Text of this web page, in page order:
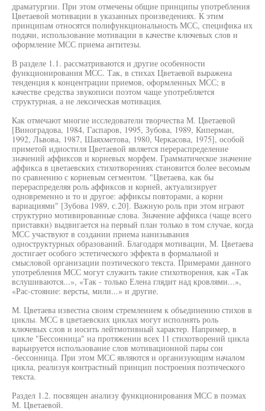
драматургии. При этом отмечены общие принципы употребления
Цветаевой мотивации в указанных произведениях. К этим
принципам относятся полифункциональность МСС, специфика их
подачи, использование мотивации в качестве ключевых слов и
оформление МСС приема антитезы.
В разделе 1.1. рассматриваются и другие особенности
функционирования МСС. Так, в стихах Цветаевой выражена
тенденция к концентрации приемов, оформленных МСС; в
качестве средства звукописи поэтом чаще употребляется
структурная, а не лексическая мотивация.
Как отмечают многие исследователи творчества М. Цветаевой
[Виноградова, 1984, Гаспаров, 1995, Зубова, 1989, Киперман,
1992, Львова, 1987, Шаяхметова, 1980, Черкасова, 1975], особой
приметой идиостиля Цветаевой является перераспределение
значений аффиксов и корневых морфем. Грамматическое значение
аффикса в цветаевских стихотворениях становится более весомым
по сравнению с корневым сегментом. "Цветаева, как бы
перераспределяя роль аффиксов и корней, актуализирует
одновременно и то и другое: аффиксы повторами, а корни
вариациями" [Зубова 1989, с.20]. Важную роль при этом играют
структурно мотивированные слова. Значение аффикса (чаще всего
приставки) выдвигается на первый план только в том случае, когда
МСС участвуют в создании приема нанизывания
одноструктурных образований. Благодаря мотивации, М. Цветаева
достигает особого эстетического эффекта в формальной и
смысловой организации поэтического текста. Примерами данного
употребления МСС могут служить такие стихотворения, как «Так
вслушиваются...», «Так - только Елена глядит над кровлями...»,
«Рас-стояние: версты, мили...» и другие.
М. Цветаева известна своим стремлением к объединению стихов в
циклы. МСС в цветаевских циклах могут исполнять роль
ключевых слов и носить лейтмотивный характер. Например, в
цикле "Бессонница" на протяжении всех 11 стихотворений цикла
варьируется использование слов мотивационной пары сон
-бессонница. При этом МСС являются и организующим началом
цикла, реализуя контрастный принцип построения поэтического
текста.
Раздел 1.2. посвящен анализу функционирования МСС в поэмах
М. Цветаевой.